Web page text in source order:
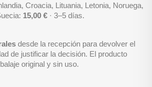
Croacia, Lituania, Letonia, Noruega,
15,00 € · 3–5 días.
desde la recepción para devolver el
de justificar la decisión. El producto
original y sin uso.